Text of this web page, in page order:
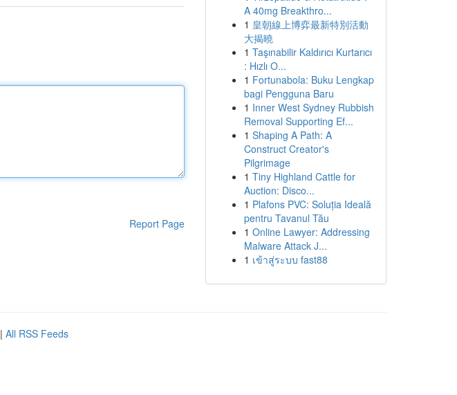
Report Page
A 40mg Breakthro...
1 皇朝線上博弈最新特別活動
大揭曉
1 Taşınabilir Kaldırıcı Kurtarıcı
: Hızlı O...
1 Fortunabola: Buku Lengkap
bagi Pengguna Baru
1 Inner West Sydney Rubbish
Removal Supporting Ef...
1 Shaping A Path: A
Construct Creator's
Pilgrimage
1 Tiny Highland Cattle for
Auction: Disco...
1 Plafons PVC: Soluția Ideală
pentru Tavanul Tău
1 Online Lawyer: Addressing
Malware Attack J...
1 เข้าสู่ระบบ fast88
| All RSS Feeds